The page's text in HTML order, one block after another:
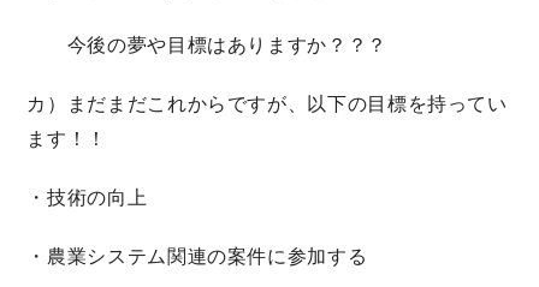
今後の夢や目標はありますか？？？
カ）まだまだこれからですが、以下の目標を持ってい
ます！！
・技術の向上
・農業システム関連の案件に参加する